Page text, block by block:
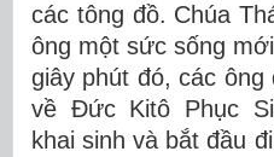
các tông đồ. Chúa
ông một sức sống
giây phút đó, các
về Đức Kitô Phục
khai sinh và bắt đầu